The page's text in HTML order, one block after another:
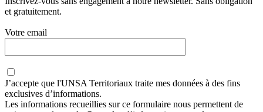
et gratuitement.
Votre email
J’accepte que l'UNSA Territoriaux traite mes données à des fins
exclusives d’informations.
Les informations recueillies sur ce formulaire nous permettent de